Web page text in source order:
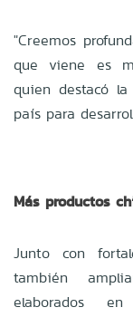
"Creemos
que viene es
quien destacó
país para
Más productos
Junto con
también
elaborados